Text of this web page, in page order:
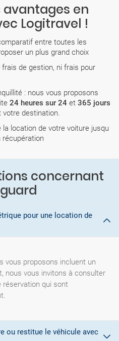
avantages en
Logitravel !
entre toutes les
un plus grand choix
de gestion, ni frais pour
: nous vous proposons
24 heures sur 24 et 365 jours
votre destination.
location de votre voiture jusqu
récupération
concernant
pour une location de
vous proposons incluent un
nous vous invitons à consulter
réservation qui sont
ou restitue le véhicule avec